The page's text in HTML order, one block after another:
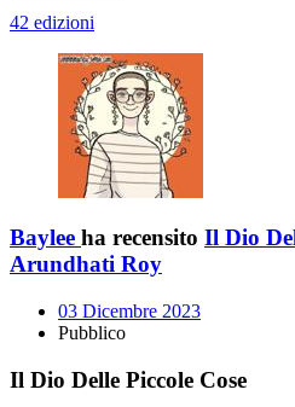
42 edizioni
Baylee ha recensito Il Dio
Arundhati Roy
03 Dicembre 2023
Pubblico
Il Dio Delle Piccole Cose